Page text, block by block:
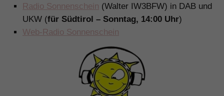
Radio Sonnenschein (Walter IW3BFW) in DAB und
UKW (für Südtirol – Sonntag, 14:00 Uhr)
Web-Radio Sonnenschein